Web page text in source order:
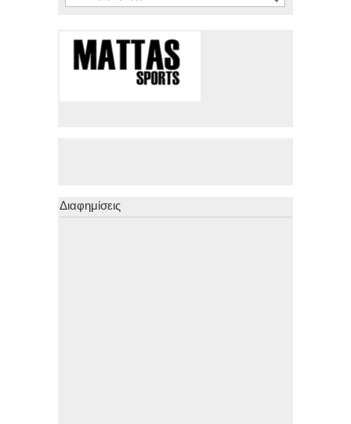
Διαφημίσεις